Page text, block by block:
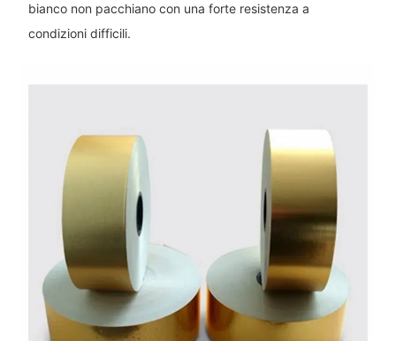
bianco non pacchiano con una forte resistenza a
condizioni difficili.